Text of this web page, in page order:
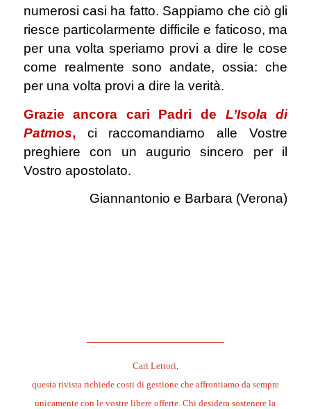
numerosi casi ha fatto. Sappiamo che ciò gli
riesce particolarmente difficile e faticoso, ma
per una volta speriamo provi a dire le cose
come realmente sono andate, ossia: che
per una volta provi a dire la verità.
Grazie ancora cari Padri de L’Isola di
Patmos,
ci raccomandiamo alle Vostre
preghiere con un augurio sincero per il
Vostro apostolato.
Giannantonio e Barbara (Verona)
Cari Lettori,
questa rivista richiede costi di gestione che affrontiamo da sempre
unicamente con le vostre libere offerte. Chi desidera sostenere la